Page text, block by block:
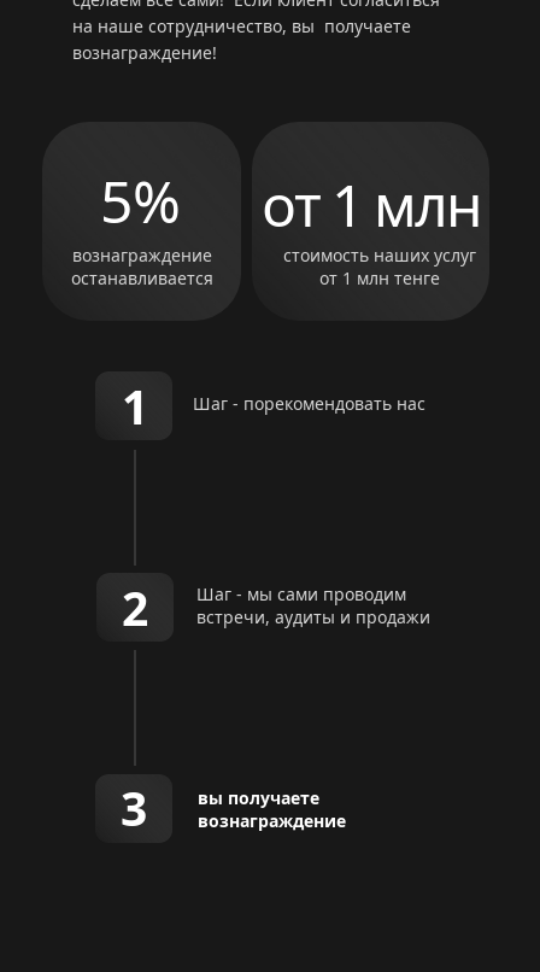
на наше сотрудничество, вы получаете
вознаграждение!
вознаграждение
останавливается
5%
стоимость наших услуг
от 1 млн тенге
от 1 млн
1 Шаг - порекомендовать нас
Шаг - мы сами проводим
встречи, аудиты и продажи
вы получаете
вознаграждение
3
2